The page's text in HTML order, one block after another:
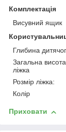
Комплектація
Висувний ящик
Глибина
Загальна
ліжка
Розмір ліжка:
Колір
Приховати